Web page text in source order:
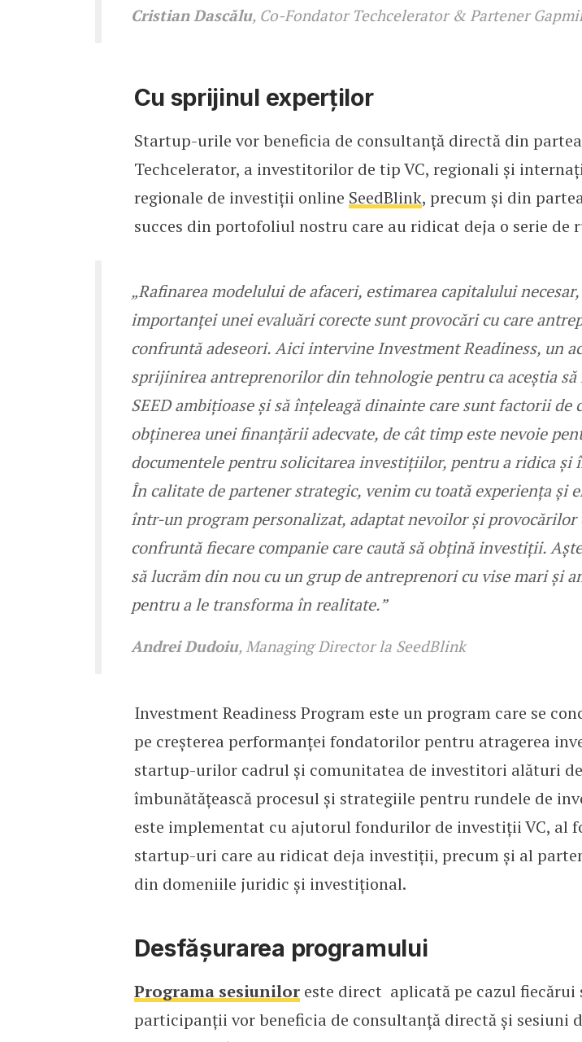
Cristian Dascălu, Co-Fondator Techcelerator & Partener
Cu sprijinul experților
Startup-urile vor beneficia de consultanță directă din
Techcelerator, a investitorilor de tip VC, regionali și
regionale de investiții online SeedBlink, precum și din
succes din portofoliul nostru care au ridicat deja o serie de
„Rafinarea modelului de afaceri, estimarea capitalului
importanței unei evaluări corecte sunt provocări cu care
confruntă adeseori. Aici intervine Investment Readiness, un
sprijinirea antreprenorilor din tehnologie pentru ca aceștia
SEED ambițioase și să înțeleagă dinainte care sunt factorii de
obținerea unei finanțării adecvate, de cât timp este nevoie
documentele pentru solicitarea investițiilor, pentru a ridica și
În calitate de partener strategic, venim cu toată experiența și
într-un program personalizat, adaptat nevoilor și provocărilor
confruntă fiecare companie care caută să obțină investiții.
să lucrăm din nou cu un grup de antreprenori cu vise mari și
pentru a le transforma în realitate.”
Andrei Dudoiu, Managing Director la SeedBlink
Investment Readiness Program este un program care se
pe creșterea performanței fondatorilor pentru atragerea
startup-urilor cadrul și comunitatea de investitori alături
îmbunătățească procesul și strategiile pentru rundele de
este implementat cu ajutorul fondurilor de investiții VC, al
startup-uri care au ridicat deja investiții, precum și al
din domeniile juridic și investițional.
Desfășurarea programului
Programa sesiuniloreste direct aplicată pe cazul fiecărui
participanții vor beneficia de consultanță directă și sesiuni